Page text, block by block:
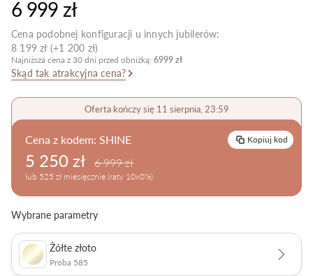
Pielęgnacja biżuterii
6 999 zł
Cena podobnej konfiguracji u innych jubilerów:
8 199 zł (+1 200 zł)
Najniższa cena z 30 dni przed obniżką: 6999 zł
Skąd tak atrakcyjna cena?
Oferta kończy się 11 sierpnia, 23:59
Cena z kodem: SHINE Kopiuj kod
5 250 zł 6 999 zł
lub 525 zł miesięcznie (raty 10x0%)
Wybrane parametry
Żółte złoto
Próba 585